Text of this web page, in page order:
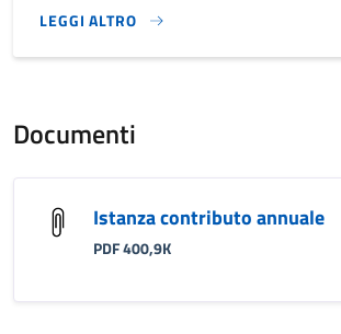
LEGGI ALTRO
}
Documenti
Istanza contributo annuale
PDF 400,9K